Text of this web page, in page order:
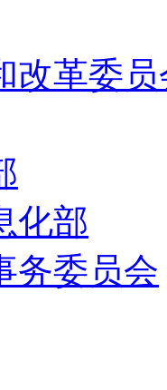
改革委
化部
务委员会